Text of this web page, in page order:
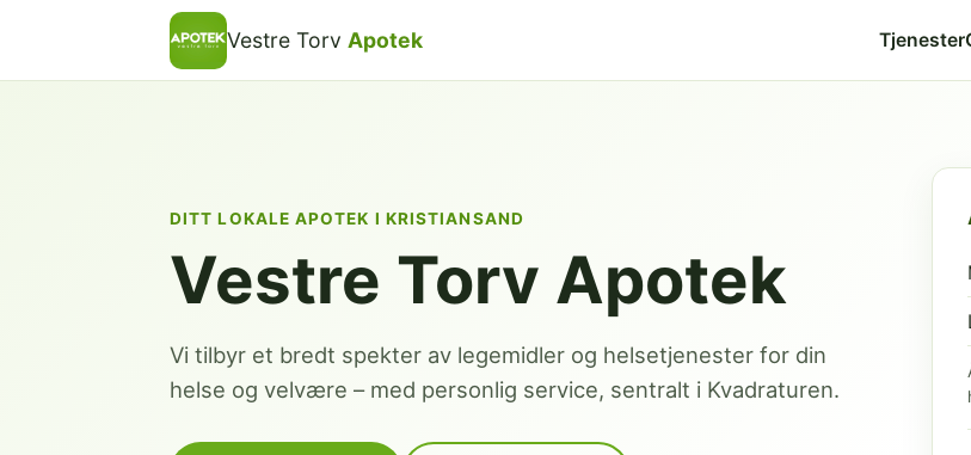
Vestre Torv Apotek Tjenester
DITT LOKALE APOTEK I KRISTIANSAND
Vestre Torv Apotek
Vi tilbyr et bredt spekter av legemidler og helsetjenester for din
helse og velvære – med personlig service, sentralt i Kvadraturen.